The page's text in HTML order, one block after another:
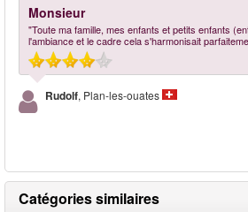
Monsieur
"Toute ma famille, mes enfants et petits enfants
l'ambiance et le cadre cela s'harmonisait
Rudolf, Plan-les-ouates
Catégories similaires